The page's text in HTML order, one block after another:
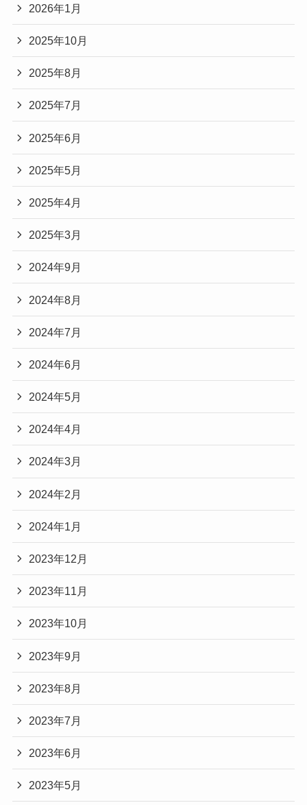
2026年1月
2025年10月
2025年8月
2025年7月
2025年6月
2025年5月
2025年4月
2025年3月
2024年9月
2024年8月
2024年7月
2024年6月
2024年5月
2024年4月
2024年3月
2024年2月
2024年1月
2023年12月
2023年11月
2023年10月
2023年9月
2023年8月
2023年7月
2023年6月
2023年5月